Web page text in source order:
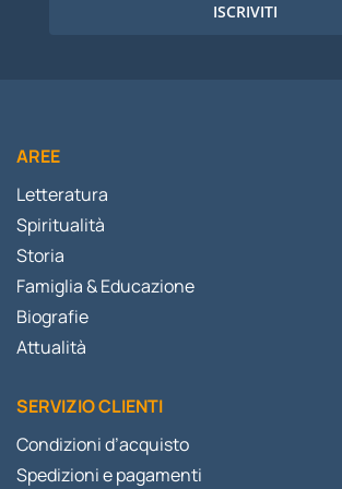
ISCRIVITI
AREE
Letteratura
Spiritualità
Storia
Famiglia & Educazione
Biografie
Attualità
SERVIZIO CLIENTI
Condizioni d’acquisto
Spedizioni e pagamenti